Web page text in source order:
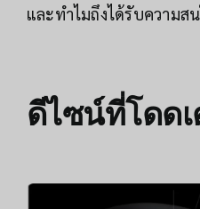
และทำไมถึงได้รับความส
ดีไซน์ที่โดด